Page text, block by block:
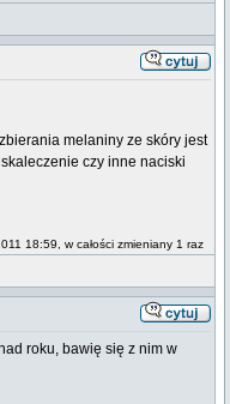
melaniny ze skóry jest
czy inne naciski
18:59, w całości zmieniany 1 raz
roku, bawię się z nim w